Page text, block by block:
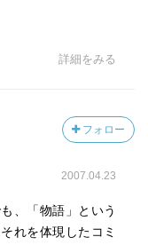
詳細をみる
フォロー
2007.04.23
、「物語」という
れを体現したコミ